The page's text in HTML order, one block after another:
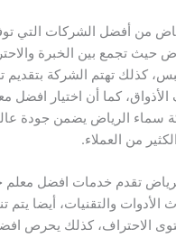
من أفضل الشركات التي
حيث تجمع بين الخبرة
كذلك تهتم الشركة بتقديم
كما أن اختيار افضل
سماء الرياض يضمن جودة
من العملاء.
تقدم خدمات افضل
والتقنيات، أيضا يتم
الاحتراف، كذلك يحرص